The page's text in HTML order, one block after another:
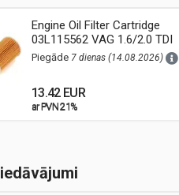
Engine Oil Filter Cartridge
03L115562 VAG 1.6/2.0 TDI
(Audi, VW, Škoda, Seat)
Piegāde 7 dienas (14.08.2026)
13.42 EUR
ar PVN 21%
ar PVN 21%